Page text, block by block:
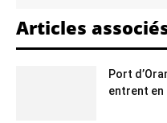
Articles
Port
entrent en